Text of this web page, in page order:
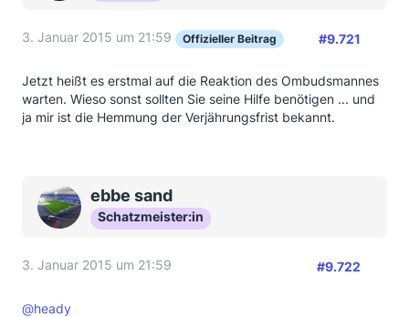
3. Januar 2015 um 21:59 Offizieller Beitrag #9.721
Jetzt heißt es erstmal auf die Reaktion des Ombudsmannes
warten. Wieso sonst sollten Sie seine Hilfe benötigen ... und
ja mir ist die Hemmung der Verjährungsfrist bekannt.
ebbe sand
Schatzmeister:in
3. Januar 2015 um 21:59 #9.722
@heady